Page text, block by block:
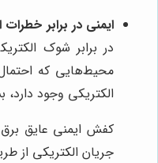
ایمنی در برابر خطرات
در برابر شوک
محیط‌هایی که
الکتریکی وجود
کفش ایمنی عایق برق
جریان الکتریکی از